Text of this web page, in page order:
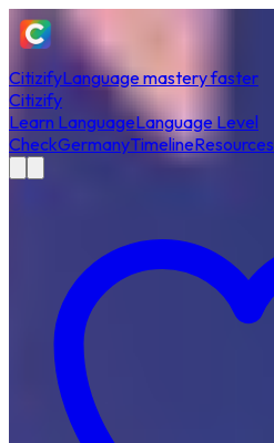
CitizifyLanguage mastery faster
Citizify
Learn LanguageLanguage Level
CheckGermanyTimelineResources